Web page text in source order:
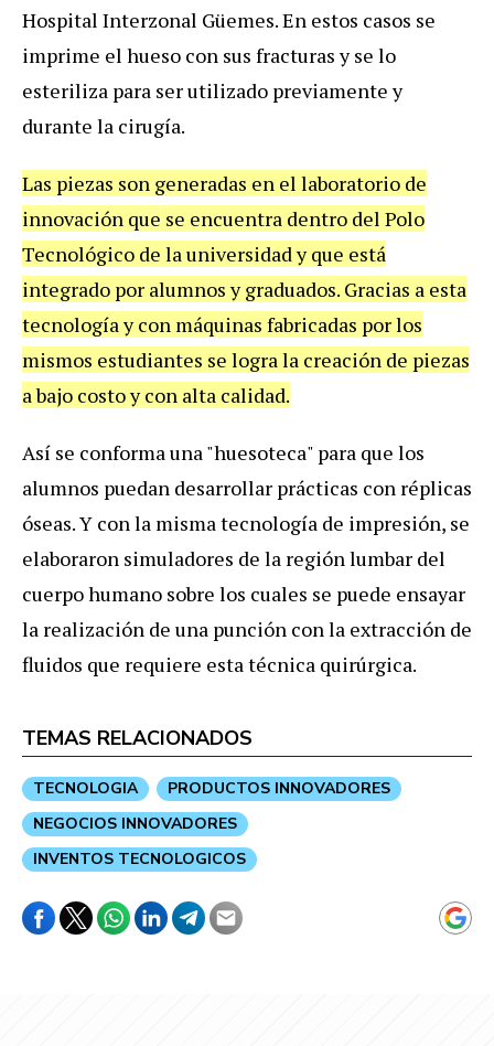
Hospital Interzonal Güemes. En estos casos se
imprime el hueso con sus fracturas y se lo
esteriliza para ser utilizado previamente y
durante la cirugía.
Las piezas son generadas en el laboratorio de
innovación que se encuentra dentro del Polo
Tecnológico de la universidad y que está
integrado por alumnos y graduados. Gracias a esta
tecnología y con máquinas fabricadas por los
mismos estudiantes se logra la creación de piezas
a bajo costo y con alta calidad.
Así se conforma una "huesoteca" para que los
alumnos puedan desarrollar prácticas con réplicas
óseas. Y con la misma tecnología de impresión, se
elaboraron simuladores de la región lumbar del
cuerpo humano sobre los cuales se puede ensayar
la realización de una punción con la extracción de
fluidos que requiere esta técnica quirúrgica.
TEMAS RELACIONADOS
TECNOLOGIA
PRODUCTOS INNOVADORES
NEGOCIOS INNOVADORES
INVENTOS TECNOLOGICOS